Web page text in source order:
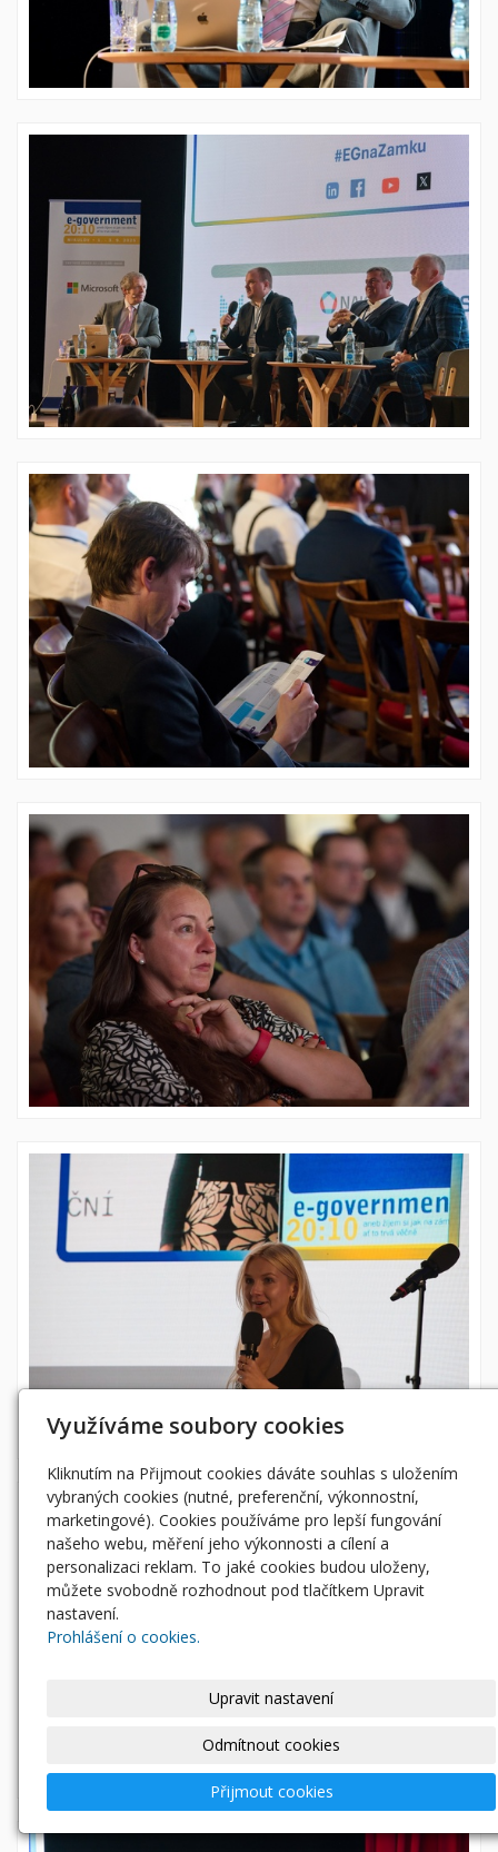
Využíváme soubory cookies
Kliknutím na Přijmout cookies dáváte souhlas s uložením
vybraných cookies (nutné, preferenční, výkonnostní,
marketingové). Cookies používáme pro lepší fungování
našeho webu, měření jeho výkonnosti a cílení a
personalizaci reklam. To jaké cookies budou uloženy,
můžete svobodně rozhodnout pod tlačítkem Upravit
nastavení.
Prohlášení o cookies.
Upravit nastavení
Odmítnout cookies
Přijmout cookies